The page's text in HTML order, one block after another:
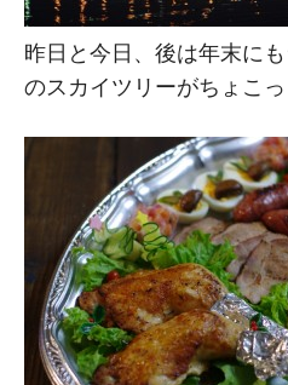
昨日と今日、後は年末に
のスカイツリーがちょこっ